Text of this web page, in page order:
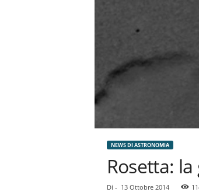
NEWS DI ASTRONOMIA
Rosetta:
Di - 13 Ottobre 2014